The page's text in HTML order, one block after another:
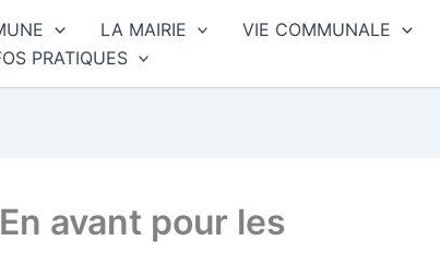
LA MAIRIE VIE COMMUNALE
PRATIQUES
avant pour les